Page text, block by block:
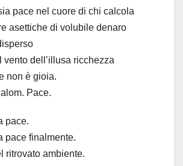
pace nel cuore di chi calcola
asettiche di volubile denaro
vento dell’illusa ricchezza
non è gioia.
Pace.
pace.
pace finalmente.
ritrovato ambiente.